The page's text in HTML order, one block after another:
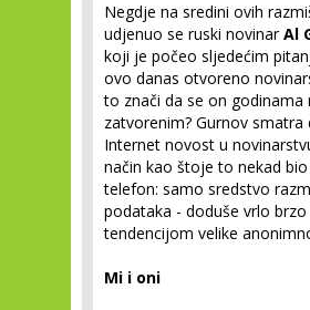
Negdje na sredini ovih
udjenuo se ruski novinarAl
koji je počeo sljedećim
ovo danas otvoreno
to znači da se on godinama
zatvorenim? Gurnov smatra
Internet novost u
način kao štoje to nekad
telefon: samo sredstvo
podataka - doduše vrlo brzo
tendencijom velike
Mi i oni